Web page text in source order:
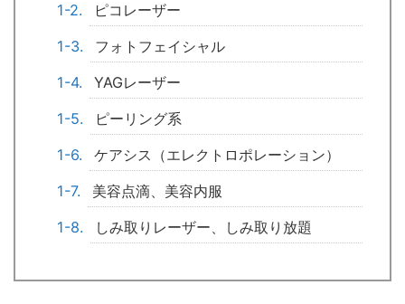
ピコレーザー
フォトフェイシャル
YAGレーザー
ピーリング系
ケアシス（エレクトロポレーション）
美容点滴、美容内服
しみ取りレーザー、しみ取り放題